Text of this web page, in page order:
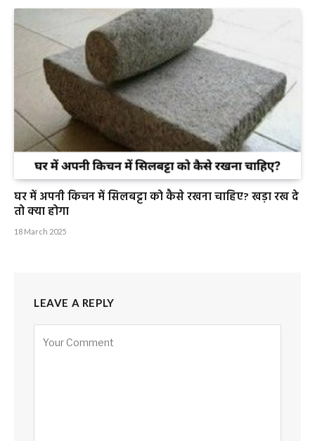
घर में अपनी किचन में सिलबट्टा को कैसे रखना चाहिए? खड़ा रख दे
तो क्या होगा
18 March 2025
LEAVE A REPLY